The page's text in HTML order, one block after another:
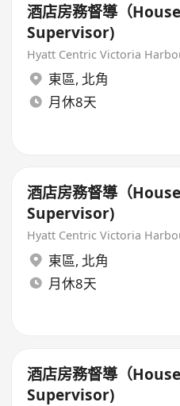
酒店房務督導（
Supervisor)
Hyatt Centric Victoria
東區, 北角
月休8天
酒店房務督導（
Supervisor)
Hyatt Centric Victoria
東區, 北角
月休8天
酒店房務督導（
Supervisor)